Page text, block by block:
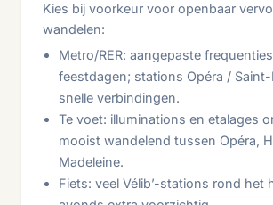
Kies bij voorkeur voor openbaar
wandelen:
Metro/RER: aangepaste
feestdagen; stations Opéra /
snelle verbindingen.
Te voet: illuminations en etalages
mooist wandelend tussen Opéra,
Madeleine.
Fiets: veel Vélib’-stations rond het